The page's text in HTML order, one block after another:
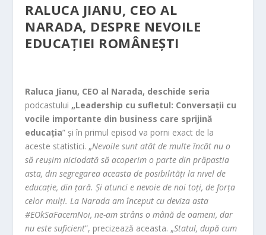
RALUCA JIANU, CEO AL
NARADA, DESPRE NEVOILE
EDUCAȚIEI ROMÂNEȘTI
Raluca Jianu, CEO al Narada, deschide seria
podcastului „Leadership cu sufletul: Conversații cu
vocile importante din business care sprijină
educația” și în primul episod va porni exact de la
aceste statistici. „Nevoile sunt atât de multe încât nu o
să reușim niciodată să acoperim o parte din prăpastia
asta, din segregarea aceasta de posibilități la nivel de
educație, din țară. Și atunci e nevoie de noi toți, de forța
celor mulți. La Narada am început cu deviza asta
#EOkSaFacemNoi, ne-am strâns o mână de oameni, dar
nu este suficient”, precizează aceasta. „Statul, după cum